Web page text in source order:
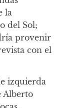
la
del Sol;
provenir
con el
izquierda
Alberto